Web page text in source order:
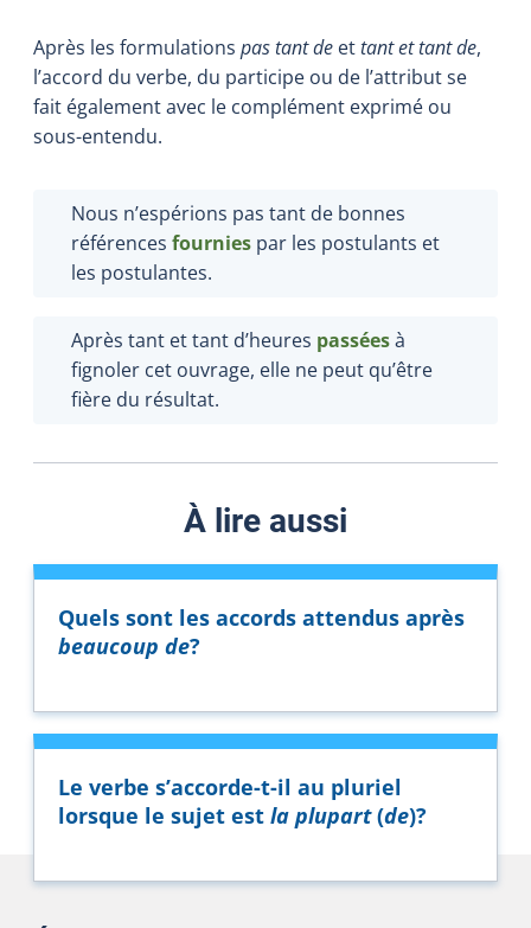
Après les formulations pas tant de ettant et tant de,
l’accord du verbe, du participe ou de l’attribut se
fait également avec le complément exprimé ou
sous-entendu.
Nous n’espérions pas tant de bonnes
références fournies par les postulants et
les postulantes.
Après tant et tant d’heures passéesà
fignoler cet ouvrage, elle ne peut qu’être
fière du résultat.
À lire aussi
Quels sont les accords attendus après
beaucoup de?
Le verbe s’accorde-t-il au pluriel
lorsque le sujet est la plupart(de)?